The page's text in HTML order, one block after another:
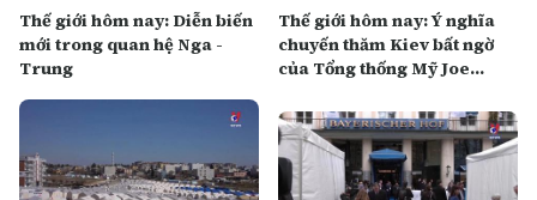
Thế giới hôm nay: Diễn biến
mới trong quan hệ Nga -
Trung
Thế giới hôm nay: Ý nghĩa
chuyến thăm Kiev bất ngờ
của Tổng thống Mỹ Joe